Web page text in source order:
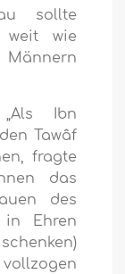
sollte
weit wie
Ibn
Tawâf
fragte
das
des
in Ehren